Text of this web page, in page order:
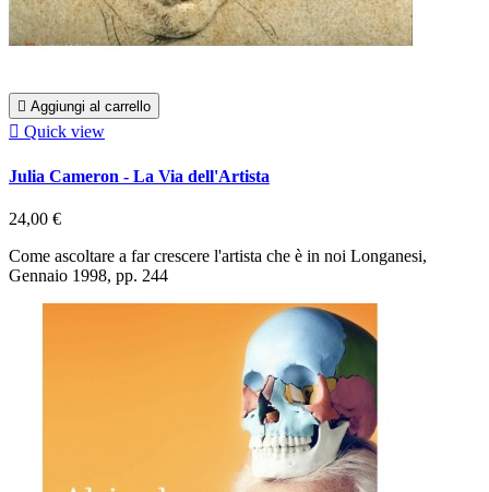
 Aggiungi al carrello
 Quick view
Julia Cameron - La Via dell'Artista
24,00 €
Come ascoltare a far crescere l'artista che è in noi Longanesi,
Gennaio 1998, pp. 244